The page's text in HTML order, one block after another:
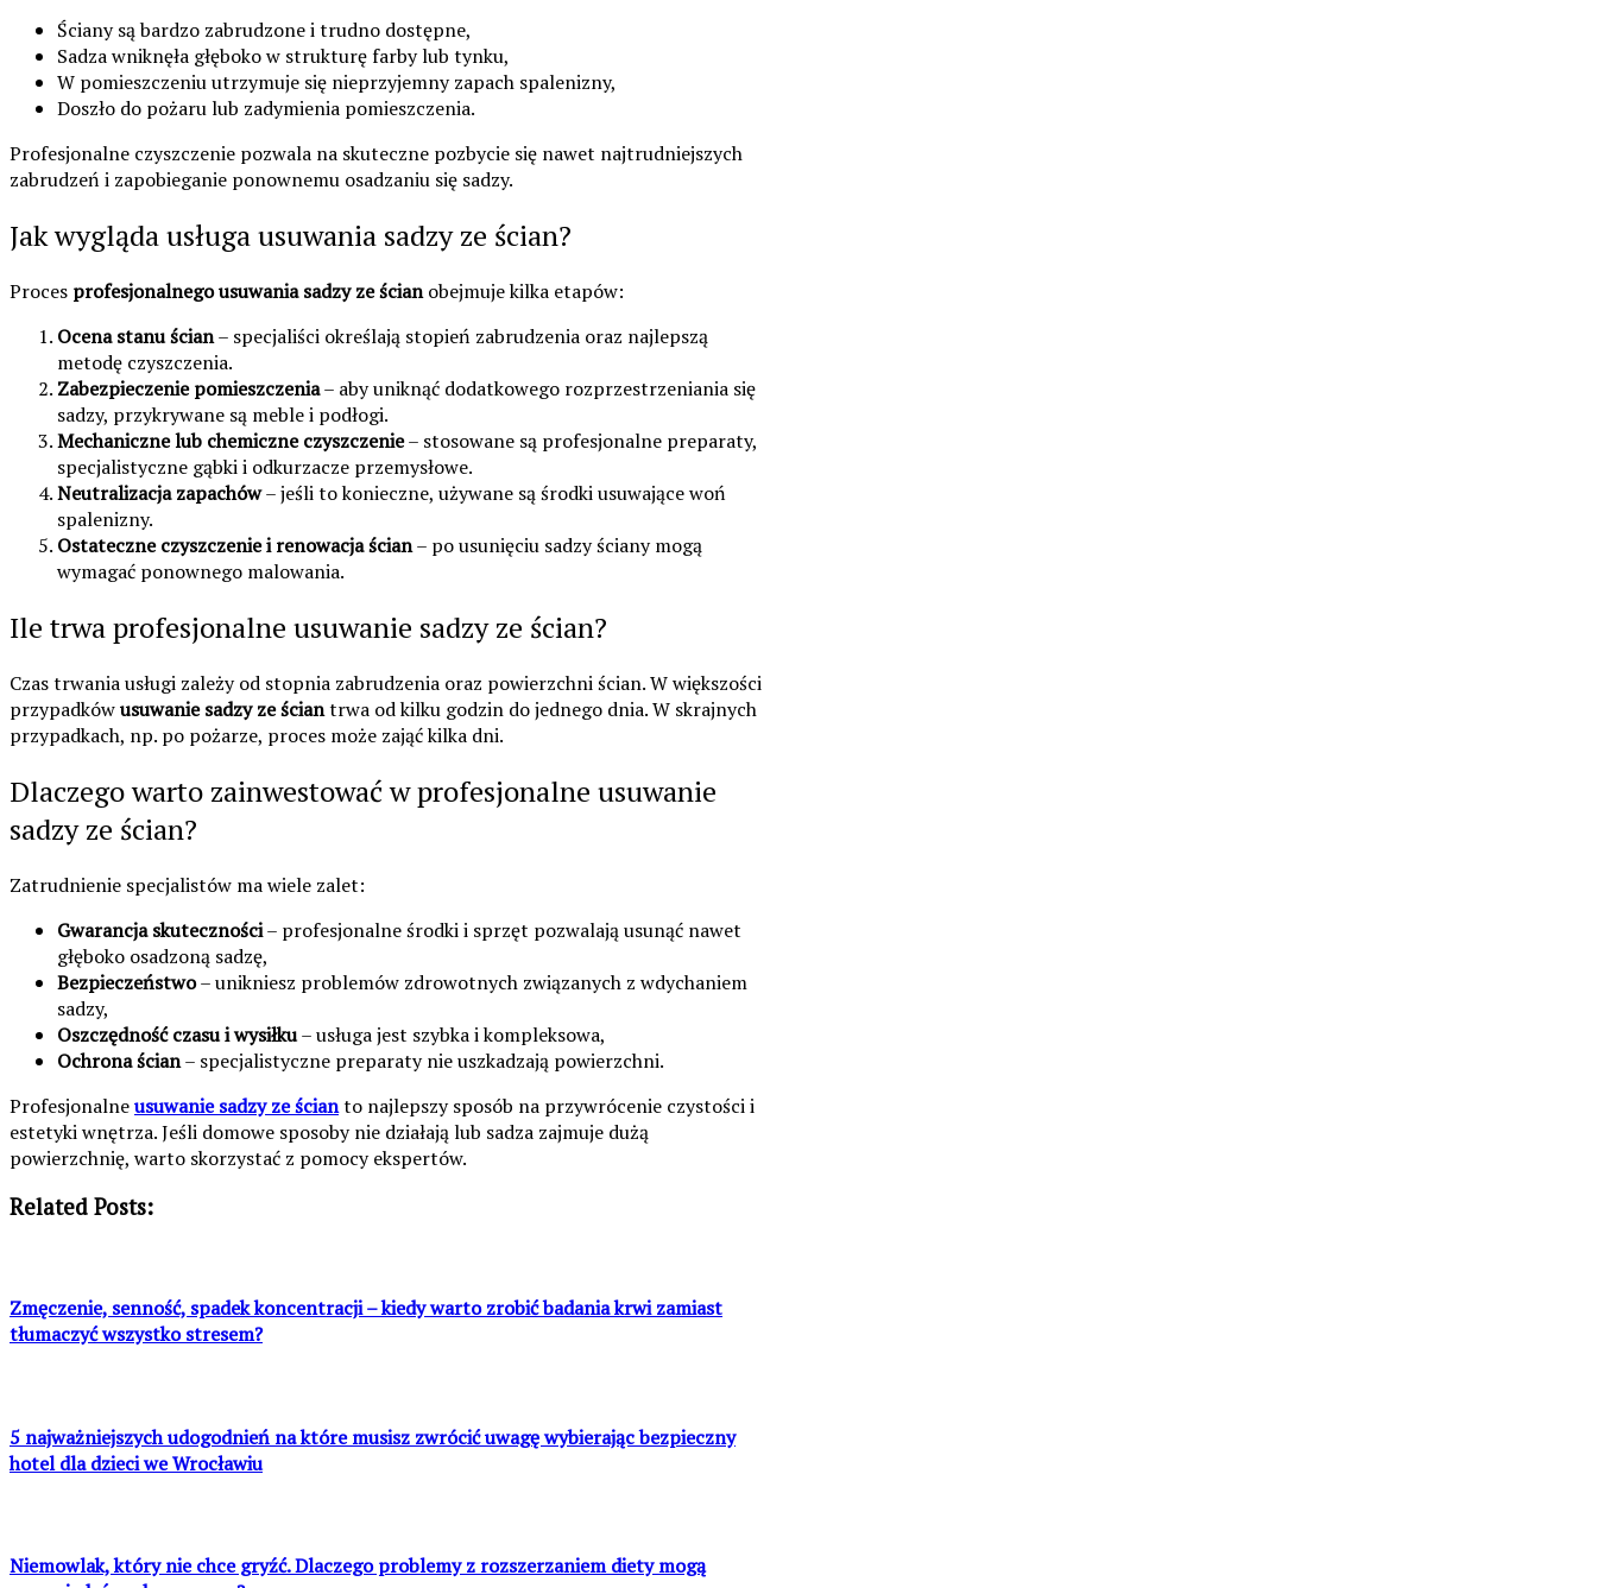
Ściany są bardzo zabrudzone i trudno dostępne,
Sadza wniknęła głęboko w strukturę farby lub tynku,
W pomieszczeniu utrzymuje się nieprzyjemny zapach spalenizny,
Doszło do pożaru lub zadymienia pomieszczenia.
Profesjonalne czyszczenie pozwala na skuteczne pozbycie się nawet najtrudniejszych
zabrudzeń i zapobieganie ponownemu osadzaniu się sadzy.
Jak wygląda usługa usuwania sadzy ze ścian?
Proces profesjonalnego usuwania sadzy ze ścianobejmuje kilka etapów:
Ocena stanu ścian– specjaliści określają stopień zabrudzenia oraz najlepszą
metodę czyszczenia.
Zabezpieczenie pomieszczenia– aby uniknąć dodatkowego rozprzestrzeniania się
sadzy, przykrywane są meble i podłogi.
Mechaniczne lub chemiczne czyszczenie– stosowane są profesjonalne preparaty,
specjalistyczne gąbki i odkurzacze przemysłowe.
Neutralizacja zapachów– jeśli to konieczne, używane są środki usuwające woń
spalenizny.
Ostateczne czyszczenie i renowacja ścian– po usunięciu sadzy ściany mogą
wymagać ponownego malowania.
Ile trwa profesjonalne usuwanie sadzy ze ścian?
Czas trwania usługi zależy od stopnia zabrudzenia oraz powierzchni ścian. W większości
przypadkówusuwanie sadzy ze ściantrwa od kilku godzin do jednego dnia. W skrajnych
przypadkach, np. po pożarze, proces może zająć kilka dni.
Dlaczego warto zainwestować w profesjonalne usuwanie
sadzy ze ścian?
Zatrudnienie specjalistów ma wiele zalet:
Gwarancja skuteczności– profesjonalne środki i sprzęt pozwalają usunąć nawet
głęboko osadzoną sadzę,
Bezpieczeństwo– unikniesz problemów zdrowotnych związanych z wdychaniem
sadzy,
Oszczędność czasu i wysiłku– usługa jest szybka i kompleksowa,
Ochrona ścian– specjalistyczne preparaty nie uszkadzają powierzchni.
Profesjonalneusuwanie sadzy ze ścianto najlepszy sposób na przywrócenie czystości i
estetyki wnętrza. Jeśli domowe sposoby nie działają lub sadza zajmuje dużą
powierzchnię, warto skorzystać z pomocy ekspertów.
Related Posts:
Zmęczenie, senność, spadek koncentracji – kiedy warto zrobić badania krwi zamiast
tłumaczyć wszystko stresem?
5 najważniejszych udogodnień na które musisz zwrócić uwagę wybierając bezpieczny
hotel dla dzieci we Wrocławiu
Niemowlak, który nie chce gryźć. Dlaczego problemy z rozszerzaniem diety mogą